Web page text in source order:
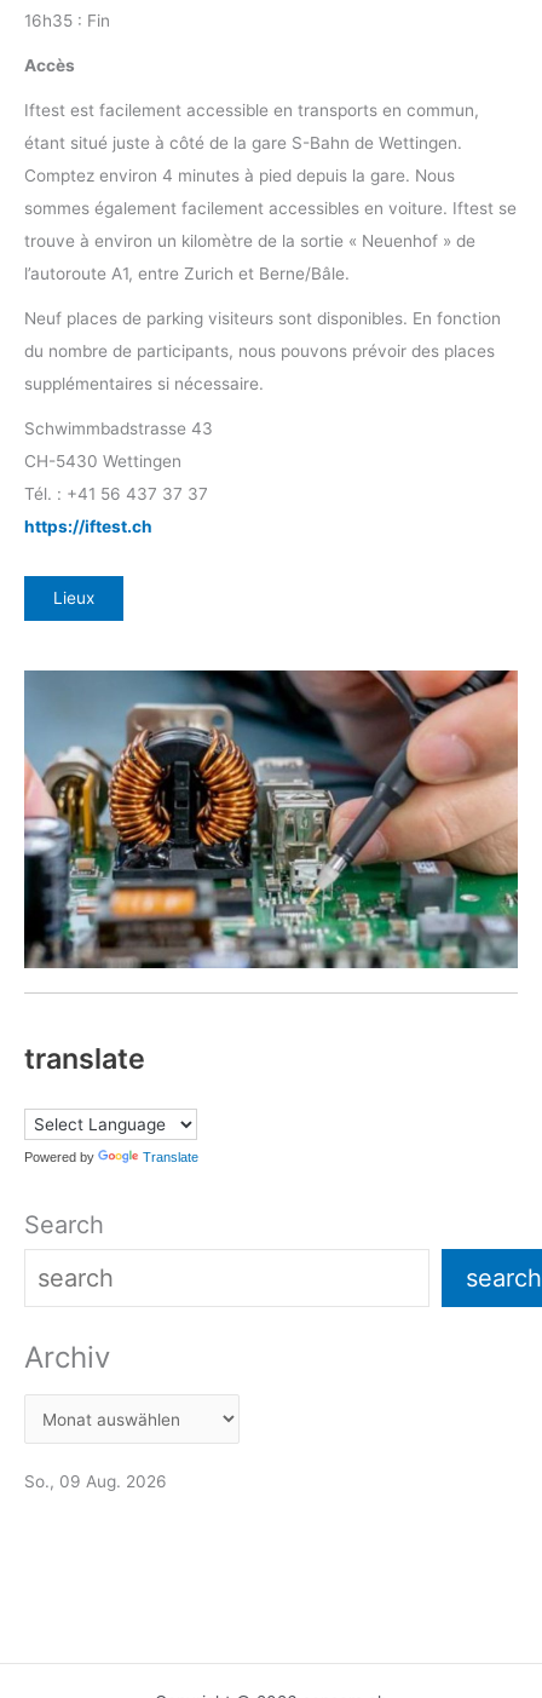
16h35 : Fin
Accès
Iftest est facilement accessible en transports en commun,
étant situé juste à côté de la gare S-Bahn de Wettingen.
Comptez environ 4 minutes à pied depuis la gare. Nous
sommes également facilement accessibles en voiture. Iftest se
trouve à environ un kilomètre de la sortie « Neuenhof » de
l’autoroute A1, entre Zurich et Berne/Bâle.
Neuf places de parking visiteurs sont disponibles. En fonction
du nombre de participants, nous pouvons prévoir des places
supplémentaires si nécessaire.
Schwimmbadstrasse 43
CH-5430 Wettingen
Tél. : +41 56 437 37 37
https://iftest.ch
Lieux
translate
Powered by Translate
Search
search
Archiv
So., 09 Aug. 2026